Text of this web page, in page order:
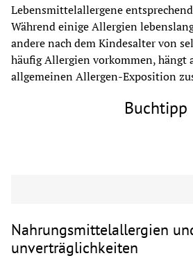
Lebensmittelallergene
Während einige Allergien
andere nach dem Kindesalter von
häufig Allergien vorkommen, hängt
allgemeinen Allergen-Exposition
Buchtipp
Nahrungsmittelallergien
unverträglichkeiten